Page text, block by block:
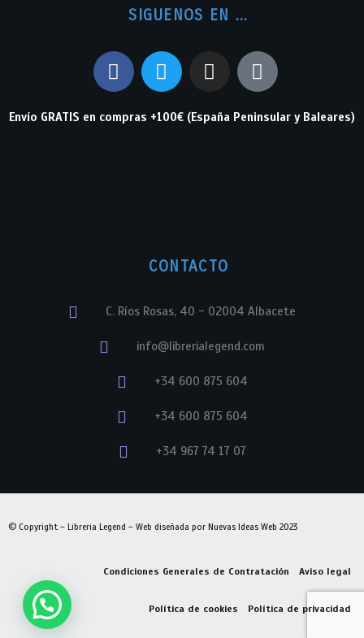
SIGUENOS EN ...
Envío GRATIS en compras +100€ (España Peninsular y Baleares)
CONTACTO
C. Ríos Rosas, 40 - 02004 Albacete
info@librerialegend.com
+34 600 875 604
+34 600 875 604
+34 967 74 17 07
© Copyright – Libreria Legend – Web diseñada por Nuevas Ideas Web 2023
Condiciones Generales de Contratación Aviso legal
Política de cookies Política de privacidad